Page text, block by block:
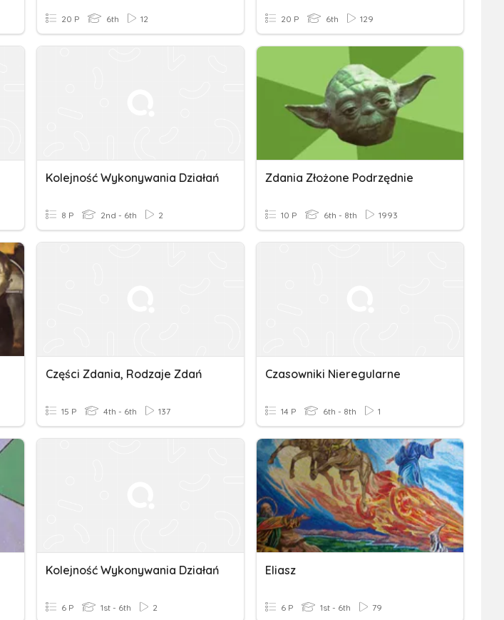
20 P 6th 12 20 P 6th 129
Kolejność Wykonywania Działań
8 P 2nd - 6th 2
Zdania Złożone Podrzędnie
10 P 6th - 8th 1993
Części Zdania, Rodzaje Zdań
15 P 4th - 6th 137
Czasowniki Nieregularne
14 P 6th - 8th 1
Kolejność Wykonywania Działań
6 P 1st - 6th 2
Eliasz
6 P 1st - 6th 79